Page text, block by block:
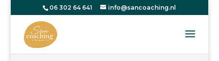
06 302 64 641 info@sancoaching.nl